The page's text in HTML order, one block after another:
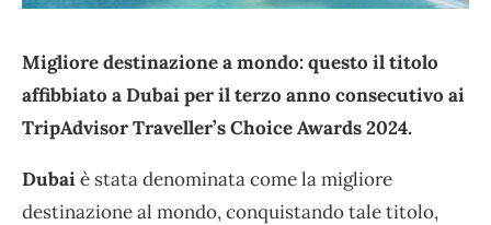
Migliore destinazione a mondo: questo il titolo
affibbiato a Dubai per il terzo anno consecutivo ai
TripAdvisor Traveller’s Choice Awards 2024.
Dubaiè stata denominata come la migliore
destinazione al mondo, conquistando tale titolo,